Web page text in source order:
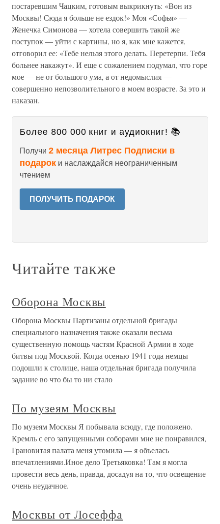
постаревшим Чацким, готовым выкрикнуть: «Вон из
Москвы! Сюда я больше не ездок!» Моя «Софья» —
Женечка Симонова — хотела совершить такой же
поступок — уйти с картины, но я, как мне кажется,
отговорил ее: «Тебе нельзя этого делать. Перетерпи. Тебя
больнее накажут». И еще с сожалением подумал, что горе
мое — не от большого ума, а от недомыслия —
совершенно непозволительного в моем возрасте. За это и
наказан.
Более 800 000 книг и аудиокниг! 📚
Получи 2 месяца Литрес Подписки в
подарок и наслаждайся неограниченным
чтением
ПОЛУЧИТЬ ПОДАРОК
Читайте также
Оборона Москвы
Оборона Москвы Партизаны отдельной бригады
специального назначения также оказали весьма
существенную помощь частям Красной Армии в ходе
битвы под Москвой. Когда осенью 1941 года немцы
подошли к столице, наша отдельная бригада получила
задание во что бы то ни стало
По музеям Москвы
По музеям Москвы Я побывала всюду, где положено.
Кремль с его запущенными соборами мне не понравился,
Грановитая палата меня утомила — я объелась
впечатлениями.Иное дело Третьяковка! Там я могла
провести весь день, правда, досадуя на то, что освещение
очень неудачное.
Москвы от Лосеффа